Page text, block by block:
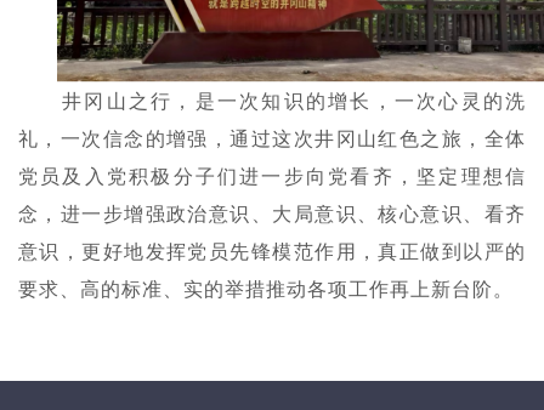
井冈山之行，是一次知识的增长，一次心灵的洗
礼，一次信念的增强，通过这次井冈山红色之旅，全体
党员及入党积极分子们进一步向党看齐，坚定理想信
念，进一步增强政治意识、大局意识、核心意识、看齐
意识，更好地发挥党员先锋模范作用，真正做到以严的
要求、高的标准、实的举措推动各项工作再上新台阶。